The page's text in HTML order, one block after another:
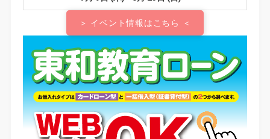
＞ イベント情報はこちら ＜